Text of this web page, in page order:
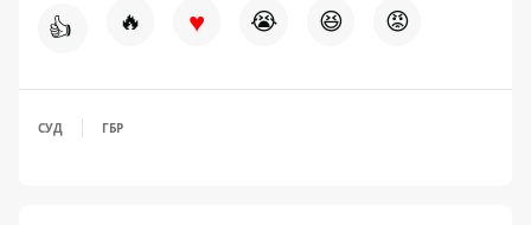
👍 🔥 ♥ 😭 😆 😡
СУД ГБР